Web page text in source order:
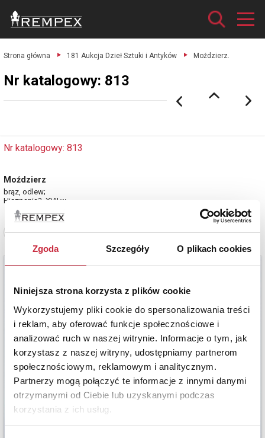
Zgoda Szczegóły O plikach cookies
Niniejsza strona korzysta z plików cookie
Wykorzystujemy pliki cookie do spersonalizowania treści
i reklam, aby oferować funkcje społecznościowe i
analizować ruch w naszej witrynie. Informacje o tym, jak
korzystasz z naszej witryny, udostępniamy partnerom
społecznościowym, reklamowym i analitycznym.
Partnerzy mogą połączyć te informacje z innymi danymi
otrzymanymi od Ciebie lub uzyskanymi podczas
korzystania z ich usług.
Strona główna 181 Aukcja Dzieł Sztuki i Antyków Moździerz.
Nr katalogowy: 813
Nr katalogowy: 813
Moździerz
brąz, odlew;
Hiszpania?, XVII w.
Zobacz pełne informacje